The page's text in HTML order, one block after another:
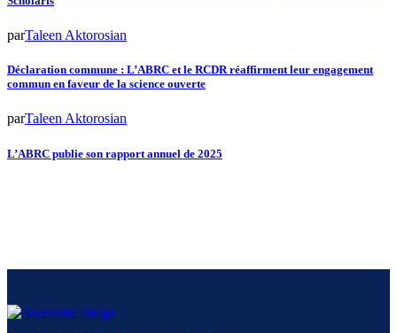
parTaleen Aktorosian
Déclaration commune : L’ABRC et le RCDR réaffirment leur engagement
commun en faveur de la science ouverte
parTaleen Aktorosian
L’ABRC publie son rapport annuel de 2025